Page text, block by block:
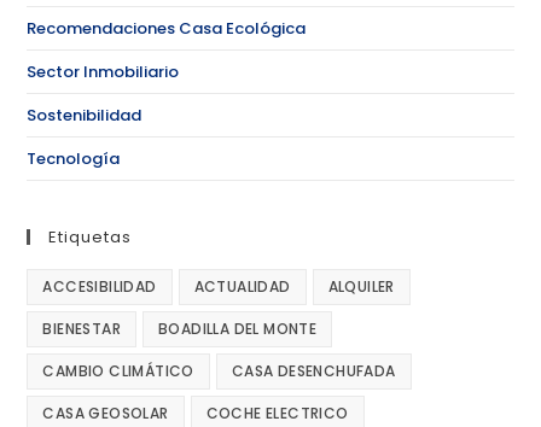
Recomendaciones Casa Ecológica
Sector Inmobiliario
Sostenibilidad
Tecnología
Etiquetas
ACCESIBILIDAD ACTUALIDAD ALQUILER
BIENESTAR BOADILLA DEL MONTE
CAMBIO CLIMÁTICO CASA DESENCHUFADA
CASA GEOSOLAR COCHE ELECTRICO